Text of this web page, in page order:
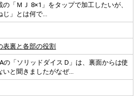
の「ＭＪ 8×1」をタップで加工したいが、
じ」とは何で...
表裏と各部の役割
の「ソリッドダイス D」は、裏面からは使
いと聞きましたがなぜ...